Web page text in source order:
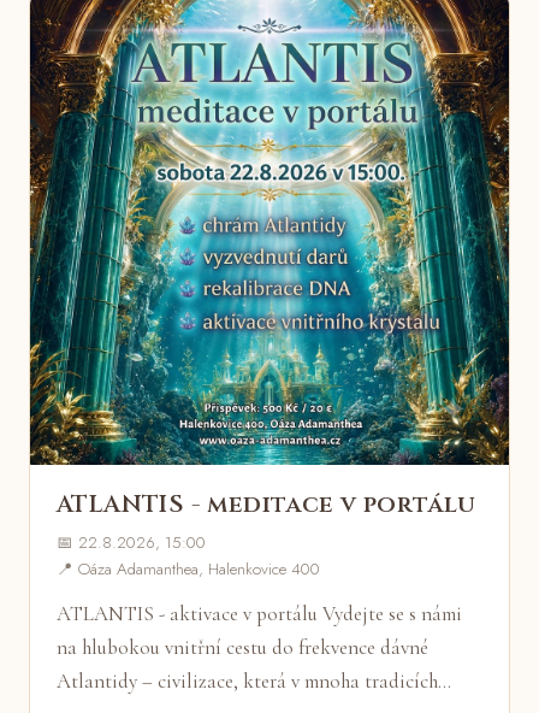
ATLANTIS - meditace v portálu
📅 22.8.2026, 15:00
📍 Oáza Adamanthea, Halenkovice 400
ATLANTIS - aktivace v portálu Vydejte se s námi
na hlubokou vnitřní cestu do frekvence dávné
Atlantidy – civilizace, která v mnoha tradicích…